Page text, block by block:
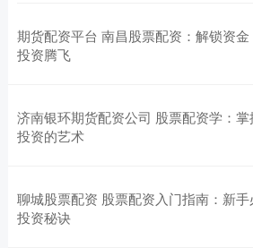
期货配资平台 南昌股票配资：解锁资
投资腾飞
济南银环期货配资公司 股票配资学：
投资的艺术
聊城股票配资 股票配资入门指南：新手
投资秘诀